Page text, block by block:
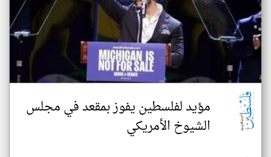
مؤيد لفلسطين يفوز بمقعد في مجلس
الشيوخ الأمريكي